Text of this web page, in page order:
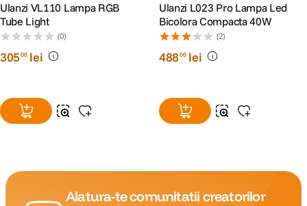
Ulanzi VL110 Lampa RGB
Tube Light
(0)
30500 lei
Ulanzi L023 Pro Lampa Led
Bicolora Compacta 40W
(2)
48800 lei
Alatura-te comunitatii creatorilor